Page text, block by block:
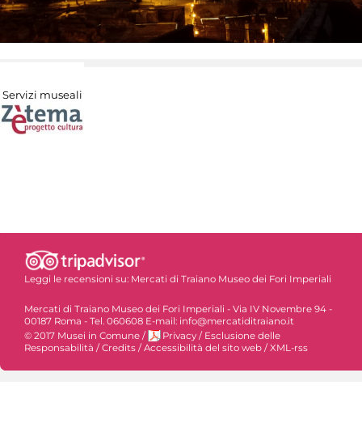
Servizi museali
Leggi le recensioni su: Mercati di Traiano Museo dei Fori Imperiali
Mercati di Traiano Museo dei Fori Imperiali - Via IV Novembre 94 -
00187 Roma - Tel. 060608 E-mail: info@mercatiditraiano.it
© 2017 Musei in Comune / Privacy / Esclusione delle
Responsabilità / Credits / Accessibilità del sito web / XML-rss